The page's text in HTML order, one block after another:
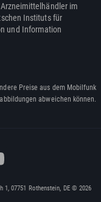
im
Instituts für
und Information
Preise aus dem Mobilfunk
abweichen können.
1, 07751 Rothenstein, DE © 2026